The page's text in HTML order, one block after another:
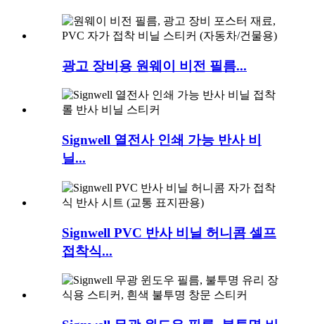
광고 장비용 원웨이 비전 필름...
Signwell 열전사 인쇄 가능 반사 비
닐...
Signwell PVC 반사 비닐 허니콤 셀프
접착식...